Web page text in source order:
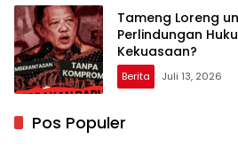
Tameng Loreng
Perlindungan
Kekuasaan?
Berita Juli 13, 2026
Pos Populer